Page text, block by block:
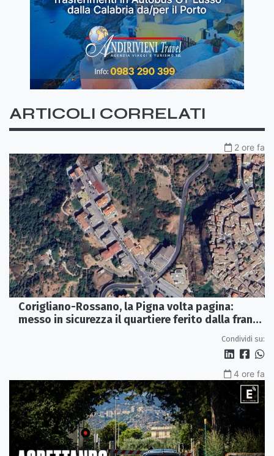
ARTICOLI CORRELATI
2 ore fa
Corigliano-Rossano, la Pigna volta pagina:
messo in sicurezza il quartiere ferito dalla frana
Condividi su:
4 ore fa